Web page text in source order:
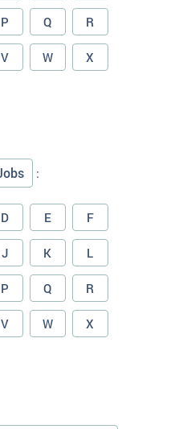
P Q R
V W X
:
D E F
J K L
P Q R
V W X